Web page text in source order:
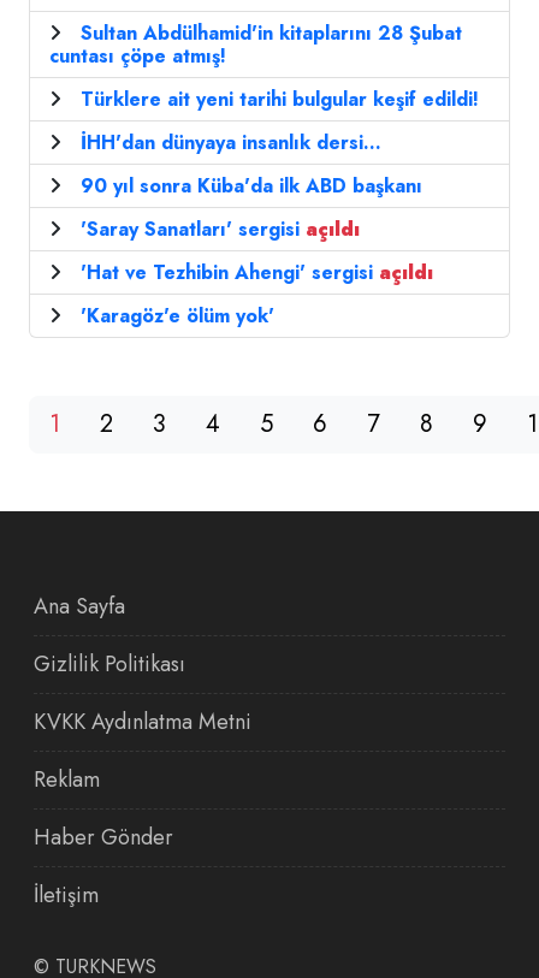
Sultan Abdülhamid'in kitaplarını 28 Şubat
cuntası çöpe atmış!
Türklere ait yeni tarihi bulgular keşif edildi!
İHH'dan dünyaya insanlık dersi...
90 yıl sonra Küba'da ilk ABD başkanı
'Saray Sanatları' sergisi açıldı
'Hat ve Tezhibin Ahengi' sergisi açıldı
'Karagöz'e ölüm yok'
1 2 3 4 5 6 7 8 9
Ana Sayfa
Gizlilik Politikası
KVKK Aydınlatma Metni
Reklam
Haber Gönder
İletişim
© TURKNEWS